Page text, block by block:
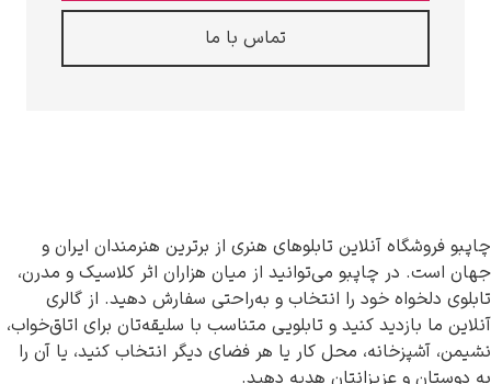
تابلوهای هنری از برترین هنرمندان ایران و
می‌توانید از میان هزاران اثر کلاسیک و مدرن،
را انتخاب و به‌راحتی سفارش دهید. از گالری
کنید و تابلویی متناسب با سلیقه‌تان برای اتاق‌خواب،
محل کار یا هر فضای دیگر انتخاب کنید، یا آن را
هدیه دهید.